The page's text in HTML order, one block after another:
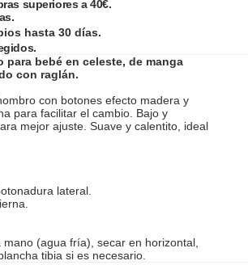
superiores a 40€.
hasta 30 días.
para bebé en celeste, de manga
con raglán.
con botones efecto madera y
para facilitar el cambio. Bajo y
mejor ajuste. Suave y calentito, ideal
lateral.
(agua fría), secar en horizontal,
tibia si es necesario.